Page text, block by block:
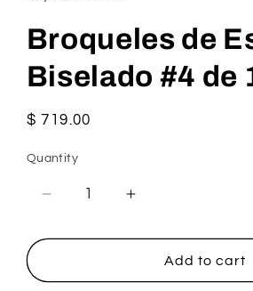
Broqueles de
Biselado #4 de
Regular
$ 719.00
Quantity
Decrease
for
de
Increase
for
Broqueles
de
Add to cart